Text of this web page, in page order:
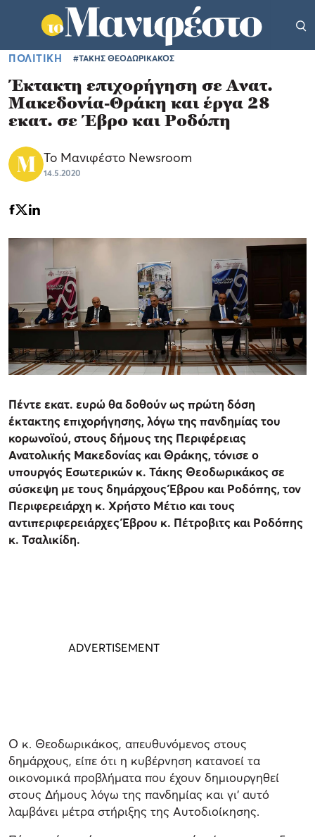
ΠΟΛΙΤΙΚΗ #ΤΑΚΗΣ ΘΕΟΔΩΡΙΚΑΚΟΣ
Έκτακτη επιχορήγηση σε Ανατ.
Μακεδονία-Θράκη και έργα 28
εκατ. σε Έβρο και Ροδόπη
Το Μανιφέστο Newsroom
14.5.2020
Πέντε εκατ. ευρώ θα δοθούν ως πρώτη δόση
έκτακτης επιχορήγησης, λόγω της πανδημίας του
κορωνοϊού, στους δήμους της Περιφέρειας
Ανατολικής Μακεδονίας και Θράκης, τόνισε ο
υπουργός Εσωτερικών κ. Τάκης Θεοδωρικάκος σε
σύσκεψη με τους δημάρχους Έβρου και Ροδόπης, τον
Περιφερειάρχη κ. Χρήστο Μέτιο και τους
αντιπεριφερειάρχες Έβρου κ. Πέτροβιτς και Ροδόπης
κ. Τσαλικίδη.
Ο κ. Θεοδωρικάκος, απευθυνόμενος στους
δημάρχους, είπε ότι η κυβέρνηση κατανοεί τα
οικονομικά προβλήματα που έχουν δημιουργηθεί
στους Δήμους λόγω της πανδημίας και γι’ αυτό
λαμβάνει μέτρα στήριξης της Αυτοδιοίκησης.